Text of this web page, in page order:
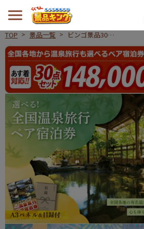
TOP 景品一覧
ビンゴ景品30点
セット【全国各地
から温泉旅行も選
べるペア宿泊券/
ディズニーペアチ
ケット 他】A3パ
ネル・目録付き<
ビンゴ景品30点セッ